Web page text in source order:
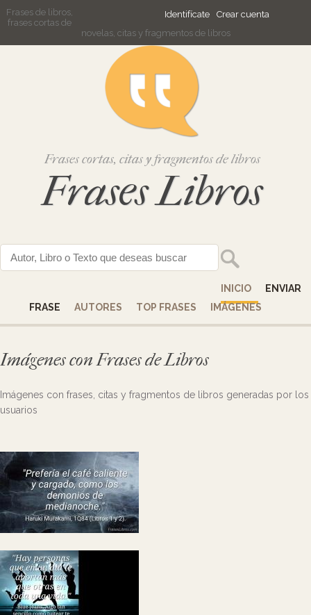
Identifícate Crear cuenta
Frases de libros,
frases cortas de
novelas, citas y fragmentos de libros
Frases cortas, citas y fragmentos de libros
Frases Libros
INICIO
ENVIAR
FRASE
AUTORES TOP FRASES IMÁGENES
Imágenes con Frases de Libros
Imágenes con frases, citas y fragmentos de libros generadas por los
usuarios